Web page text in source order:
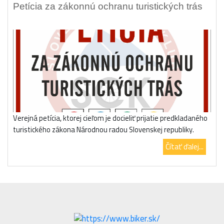
Petícia za zákonnú ochranu turistických trás
Verejná petícia, ktorej cieľom je docieliť prijatie predkladaného
turistického zákona Národnou radou Slovenskej republiky.
Čítať ďalej...